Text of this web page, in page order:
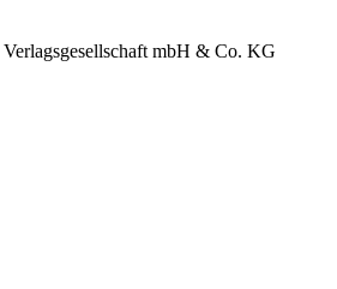
mbH & Co. KG